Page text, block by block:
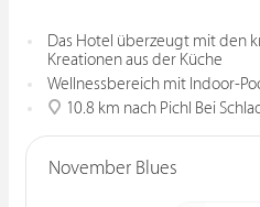
Das Hotel überzeugt mit den
Kreationen aus der Küche
Wellnessbereich mit Indoor-
10.8 km nach Pichl Bei
November Blues